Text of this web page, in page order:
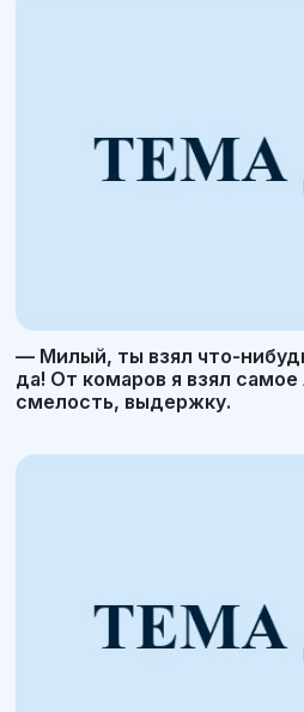
— Милый, ты взял что-
да! От комаров я взял
смелость, выдержку.